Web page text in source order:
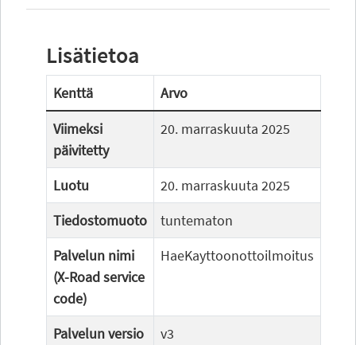
Lisätietoa
Kenttä
Arvo
Viimeksi
päivitetty
20. marraskuuta 2025
Luotu
20. marraskuuta 2025
Tiedostomuoto
tuntematon
Palvelun nimi
(X-Road service
code)
HaeKayttoonottoilmoitus
Palvelun versio
v3